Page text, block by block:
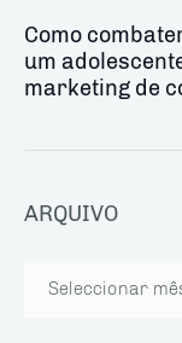
Como
um
marketing de
ARQUIVO